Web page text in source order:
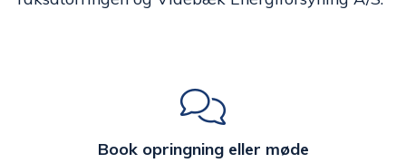
Book opringning eller møde